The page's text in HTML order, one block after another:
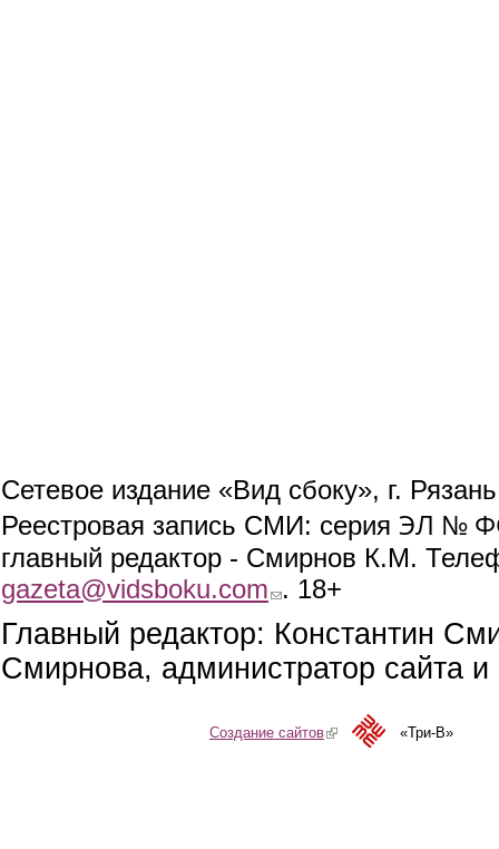
Сетевое издание «Вид сбоку», г.
Реестровая запись СМИ: серия ЭЛ №
главный редактор - Смирнов К.М.
gazeta@vidsboku.com (link sends e-mail)
. 18+
Главный редактор: Константин
Смирнова, администратор сайта
Создание сайтов(link is external)«Три-В»